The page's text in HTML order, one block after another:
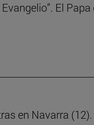
El
en Navarra